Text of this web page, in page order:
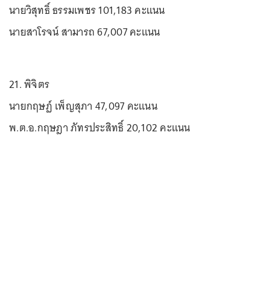
นายวิสุทธิ์ ธรรมเพชร 101,183 คะแนน
นายสาโรจน์ สามารถ 67,007 คะแนน
21. พิจิตร
นายกฤษฏ์ เพ็ญสุภา 47,097 คะแนน
พ.ต.อ.กฤษฎา ภัทรประสิทธิ์ 20,102 คะแนน